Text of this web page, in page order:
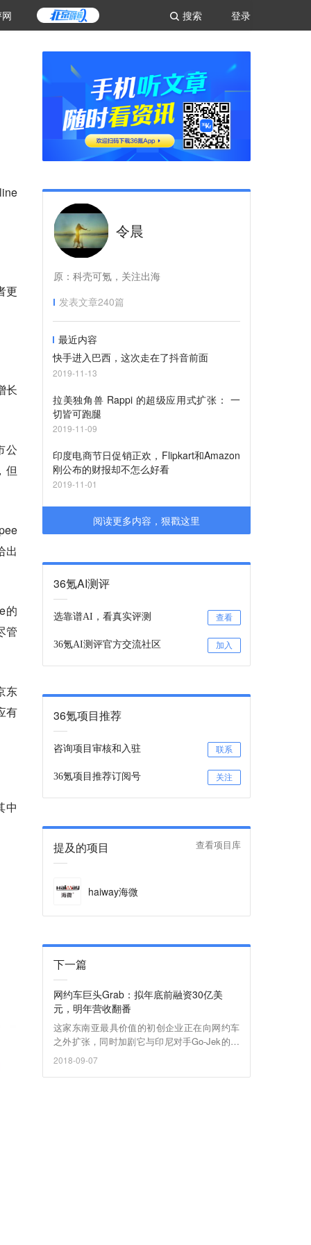
登录
搜索
更
长
公
但
出
的
管
东
有
中
令晨
原：科壳可氪，关注出海
发表文章240篇
最近内容
快手进入巴西，这次走在了抖音前面
2019-11-13
拉美独角兽 Rappi 的超级应用式扩张： 一
切皆可跑腿
2019-11-09
印度电商节日促销正欢，Flipkart和Amazon
刚公布的财报却不怎么好看
2019-11-01
阅读更多内容，狠戳这里
36氪AI测评
选靠谱AI，看真实评测 查看
36氪AI测评官方交流社区 加入
36氪项目推荐
咨询项目审核和入驻 联系
36氪项目推荐订阅号 关注
提及的项目 查看项目库
haiway海微
下一篇
网约车巨头Grab：拟年底前融资30亿美
元，明年营收翻番
这家东南亚最具价值的初创企业正在向网约车
之外扩张，同时加剧它与印尼对手Go-Jek的竞
争。
2018-09-07